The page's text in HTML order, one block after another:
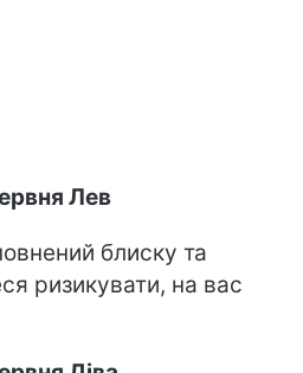
Лев
блиску та
ризикувати, на вас